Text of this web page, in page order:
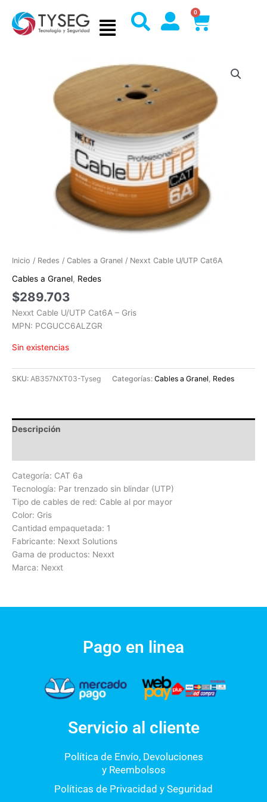
contenido
0
Cart
Inicio / Redes / Cables a Granel / Nexxt Cable U/UTP Cat6A
Cables a Granel, Redes
$289.703
Nexxt Cable U/UTP Cat6A – Gris
MPN: PCGUCC6ALZGR
Sin existencias
SKU: AB357NXT03-Tyseg Categorías: Cables a Granel, Redes
Descripción
Categoría: CAT 6a
Tecnología: Par trenzado sin blindar (UTP)
Tipo de cables de red: Cable al por mayor
Color: Gris
Cantidad empaquetada: 1
Fabricante: Nexxt Solutions
Gama de productos: Nexxt
Marca: Nexxt
Pago en linea
Servicio al cliente
Política de Envío, Devoluciones
y Reembolsos
Políticas de Privacidad y Seguridad